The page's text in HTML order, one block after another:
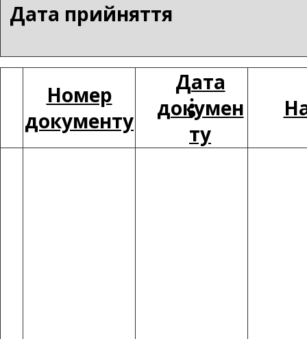
Дата прийняття
Номер
документу
Дата
докумен
ту